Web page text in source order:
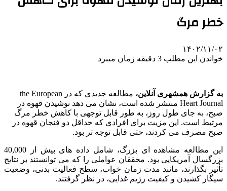
خطر مرگ
۱۴۰۲/۱۱/۰۲
خواندن این مطلب 3 دقیقه زمان میبرد
به گزارش همشهری آنلاین،
مطالعه جدیدی که در the European
Heart Journal منتشر شده است، نشان می دهد نوشیدن قهوه در
صبح، به جای طول روز، به طور قابل توجهی با کاهش خطر مرگ
مرتبط است. این مزیت برای افرادی که حداقل دو فنجان قهوه در
صبح مصرف می کردند، حتی قابل توجه تر بود.
این مطالعه مشاهده ای بزرگ، شامل داده های بیش از 40,000
بزرگسال آمریکایی بود. محققان عواملی را که می توانستند بر نتایج
تأثیر بگذارند، مانند مدت زمان خواب، سطح فعالیت بدنی، وضعیت
سیگار کشیدن و کیفیت رژیم غذایی، در نظر گرفتند.